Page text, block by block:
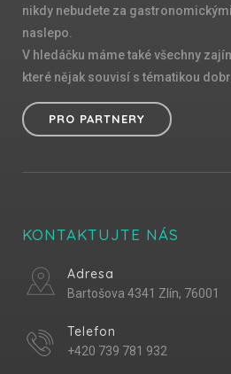
nikdy nebudete za
naslepo.
V hledáčku máme také všechny
které nějak souvisí s tématikou
PRO PARTNERY
KONTAKTUJTE NÁS
Adresa
Bartošova 4341 Zlín, 76001
Telefon
+420 739 781 932